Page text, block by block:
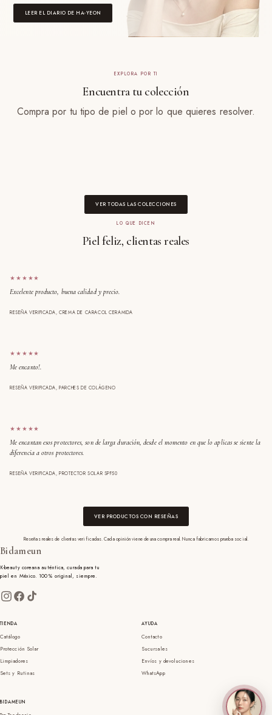
LEER EL DIARIO DE HA-YEON
EXPLORA POR TI
Encuentra tu colección
Compra por tu tipo de piel o por lo que quieres resolver.
15 PRODUCTOS
Piel Grasa
VER TODAS LAS COLECCIONES
LO QUE DICEN
Piel feliz, clientas reales
★★★★★
Excelente producto, buena calidad y precio.
RESEÑA VERIFICADA, CREMA DE CARACOL CERAMIDA
★★★★★
Me encanto!.
RESEÑA VERIFICADA, PARCHES DE COLÁGENO
★★★★★
Me encantan esos protectores, son de larga duración, desde el momento en que lo aplicas se siente la
diferencia a otros protectores.
RESEÑA VERIFICADA, PROTECTOR SOLAR SPF50
VER PRODUCTOS CON RESEÑAS
Reseñas reales de clientas verificadas. Cada opinión viene de una compra real. Nunca fabricamos prueba social.
Bidameun
K-beauty coreana auténtica, curada para tu
piel en México. 100% original, siempre.
TIENDA
Catálogo
Protección Solar
Limpiadores
Sets y Rutinas
AYUDA
Contacto
Sucursales
Envíos y devoluciones
WhatsApp
BIDAMEUN